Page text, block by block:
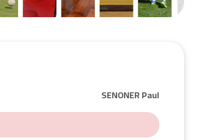
SENONER Paul